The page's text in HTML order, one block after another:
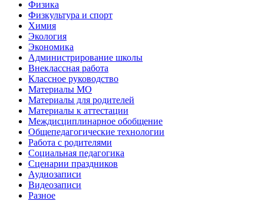
Физика
Физкультура и спорт
Химия
Экология
Экономика
Администрирование школы
Внеклассная работа
Классное руководство
Материалы МО
Материалы для родителей
Материалы к аттестации
Междисциплинарное обобщение
Общепедагогические технологии
Работа с родителями
Социальная педагогика
Сценарии праздников
Аудиозаписи
Видеозаписи
Разное